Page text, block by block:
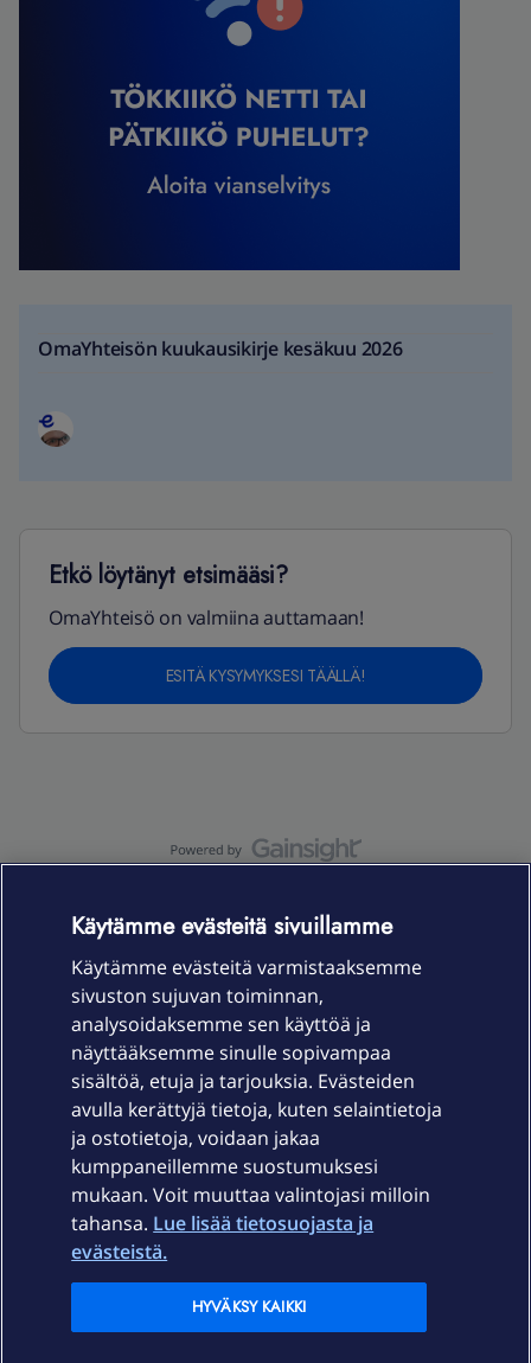
OmaYhteisön kuukausikirje kesäkuu 2026
Etkö löytänyt etsimääsi?
OmaYhteisö on valmiina auttamaan!
ESITÄ KYSYMYKSESI TÄÄLLÄ!
Laitteet & liittymät
Palvelut
Ajankohtaista
Elisa Oyj
Käytämme evästeitä sivuillamme
Käytämme evästeitä varmistaaksemme
sivuston sujuvan toiminnan,
analysoidaksemme sen käyttöä ja
näyttääksemme sinulle sopivampaa
sisältöä, etuja ja tarjouksia. Evästeiden
avulla kerättyjä tietoja, kuten selaintietoja
ja ostotietoja, voidaan jakaa
kumppaneillemme suostumuksesi
mukaan. Voit muuttaa valintojasi milloin
tahansa. Lue lisää tietosuojasta ja
evästeistä.
HYVÄKSY KAIKKI